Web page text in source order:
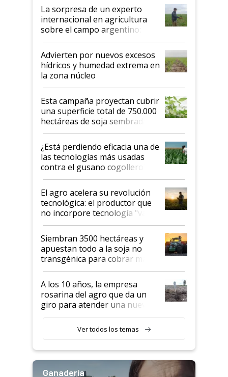
La sorpresa de un experto
internacional en agricultura
sobre el campo argentino:
"Estoy muy impresionado"
Advierten por nuevos excesos
hídricos y humedad extrema en
la zona núcleo
Esta campaña proyectan cubrir
una superficie total de 750.000
hectáreas de soja sembradas
con una nueva generación de
variedades que marcan un
salto tecnológico en genética y
rendimiento
¿Está perdiendo eficacia una de
las tecnologías más usadas
contra el gusano cogollero? El
desafío de una tecnología clave
El agro acelera su revolución
tecnológica: el productor que
no incorpore tecnología "va a
perder el tren"
Siembran 3500 hectáreas y
apuestan todo a la soja no
transgénica para cobrar más
por tonelada: compraron un
semillero
A los 10 años, la empresa
rosarina del agro que da un
giro para atender una nueva
Ver todos los temas
Ganadería